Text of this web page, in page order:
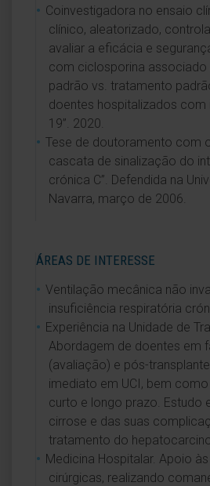
Coinvestigadora no ensaio
clínico, aleatorizado,
avaliar a eficácia e
com ciclosporina
padrão vs. tratamento
doentes hospitalizados com
19”. 2020.
Tese de doutoramento com
cascata de sinalização do
crónica C”. Defendida na
Navarra, março de 2006.
ÁREAS DE INTERESSE
Ventilação mecânica não
insuficiência respiratória
Experiência na Unidade de
Abordagem de doentes em
(avaliação) e pós-
imediato em UCI, bem
curto e longo prazo. Estudo
cirrose e das suas
tratamento do
Medicina Hospitalar. Apoio
cirúrgicas, realizando